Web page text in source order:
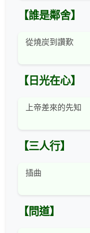
【誰是鄰舍】
從燒炭到讚歎
【日光在心】
上帝差來的先知
【三人行】
插曲
【問道】